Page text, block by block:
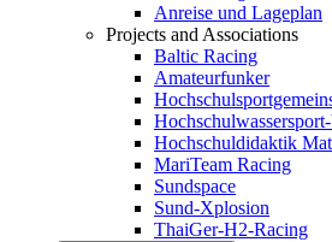
Anreise und Lageplan
Projects and Associations
Baltic Racing
Amateurfunker
Hochschuldidaktik
MariTeam Racing
Sundspace
Sund-Xplosion
ThaiGer-H2-Racing